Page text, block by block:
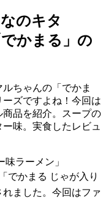
のキタ
かまる」の
ちゃんの「でかま
ズですよね！今回は
商品を紹介。スープの
味。実食したレビュ
味ラーメン」
でかまる じゃが入り
ました。今回はファ